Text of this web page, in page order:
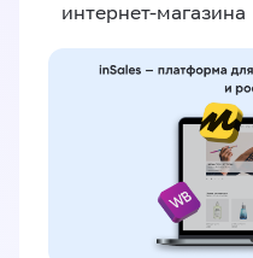
интернет-магазина